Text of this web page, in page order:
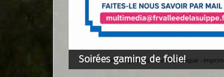
Soirées gaming de folie!